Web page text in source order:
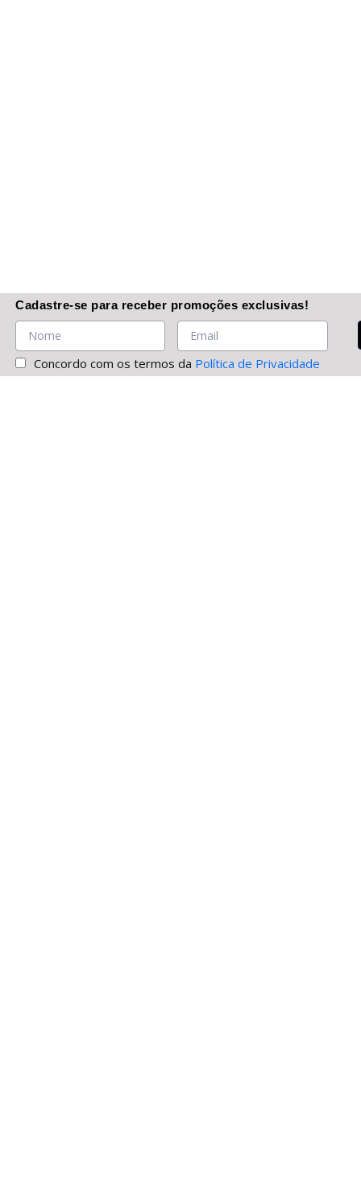
Cadastre-se para receber promoções exclusivas!
Concordo com os termos da Política de Privacidade